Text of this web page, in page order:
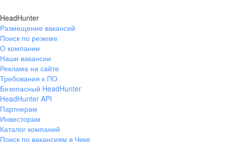
HeadHunter
Размещение вакансий
Поиск по резюме
О компании
Наши вакансии
Реклама на сайте
Требования к ПО
Безопасный HeadHunter
HeadHunter API
Партнерам
Инвесторам
Каталог компаний
Поиск по вакансиям в Чике